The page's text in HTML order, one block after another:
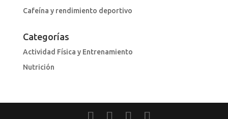
Cafeína y rendimiento deportivo
Categorías
Actividad Física y Entrenamiento
Nutrición